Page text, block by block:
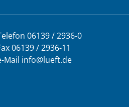
06139 / 2936-0
06139 / 2936-11
Mail info@lueft.de